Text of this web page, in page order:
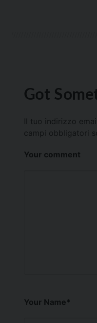
Got
Il tuo indirizzo
campi obbligatori
Your comment
Your Name*